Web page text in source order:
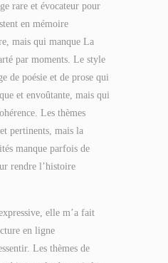
rare et évocateur pour
en mémoire
mais qui manque La
par moments. Le style
de poésie et de prose qui
et envoûtante, mais qui
Les thèmes
pertinents, mais la
manque parfois de
rendre l’histoire
elle m’a fait
en ligne
Les thèmes de